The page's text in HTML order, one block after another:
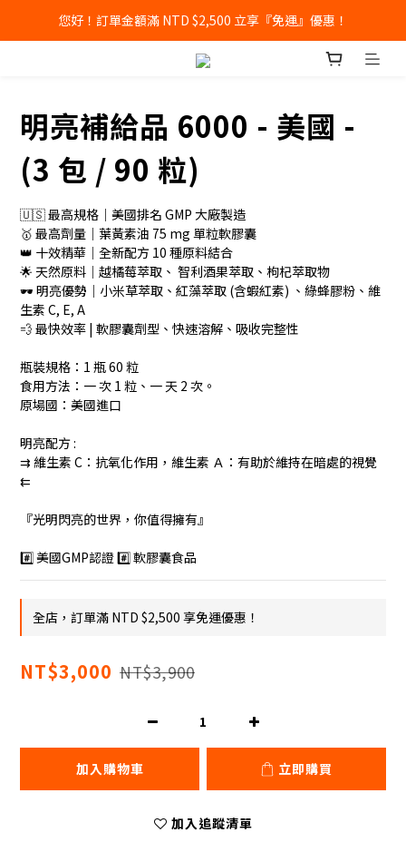
您好！訂單金額滿 NTD $2,500 立享『免運』優惠！
明亮補給品 6000 - 美國 -
(3 包 / 90 粒)
🇺🇸 最高規格｜美國排名 GMP 大廠製造
🥇 最高劑量｜葉黃素油 75 mg 單粒軟膠囊
👑 十效精華｜全新配方 10 種原料結合
🌟 天然原料｜越橘莓萃取、 智利酒果萃取、枸杞萃取物
🕶 明亮優勢｜小米草萃取、紅藻萃取 (含蝦紅素) 、綠蜂膠粉、維
生素 C, E, A
💨 最快效率 | 軟膠囊劑型、快速溶解、吸收完整性
瓶裝規格：1 瓶 60 粒
食用方法：一 次 1 粒、一 天 2 次。
原場國：美國進口
明亮配方 :
⇉ 維生素 C：抗氧化作用，維生素 Ａ：有助於維持在暗處的視覺
⇇
『光明閃亮的世界，你值得擁有』
#️⃣ 美國GMP認證 #️⃣ 軟膠囊食品
全店，訂單滿 NTD $2,500 享免運優惠！
NT$3,000 NT$3,900
加入購物車 立即購買
加入追蹤清單